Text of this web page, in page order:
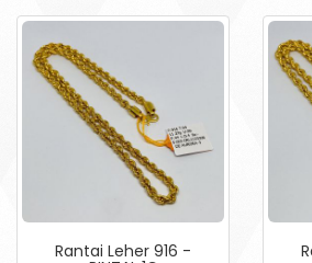
Rantai Leher 916 -